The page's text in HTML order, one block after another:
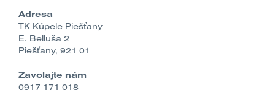
Adresa
TK Kúpele Piešťany
E. Belluša 2
Piešťany, 921 01
Zavolajte nám
0917 171 018